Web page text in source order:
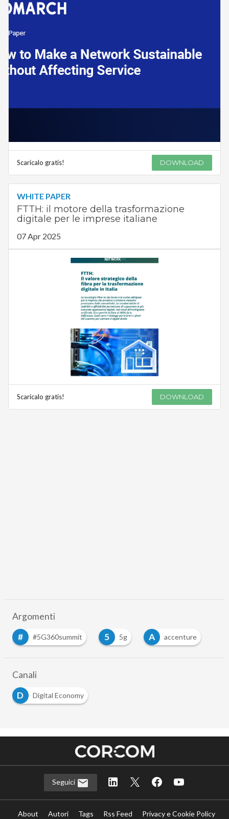
Scaricalo gratis! DOWNLOAD
WHITE PAPER
FTTH: il motore della trasformazione
digitale per le imprese italiane
07 Apr 2025
Scaricalo gratis! DOWNLOAD
Argomenti
#
#5G360summit 5 5g A accenture
Canali
D
Digital Economy
Seguici
About Autori Tags Rss Feed
Privacy e Cookie Policy